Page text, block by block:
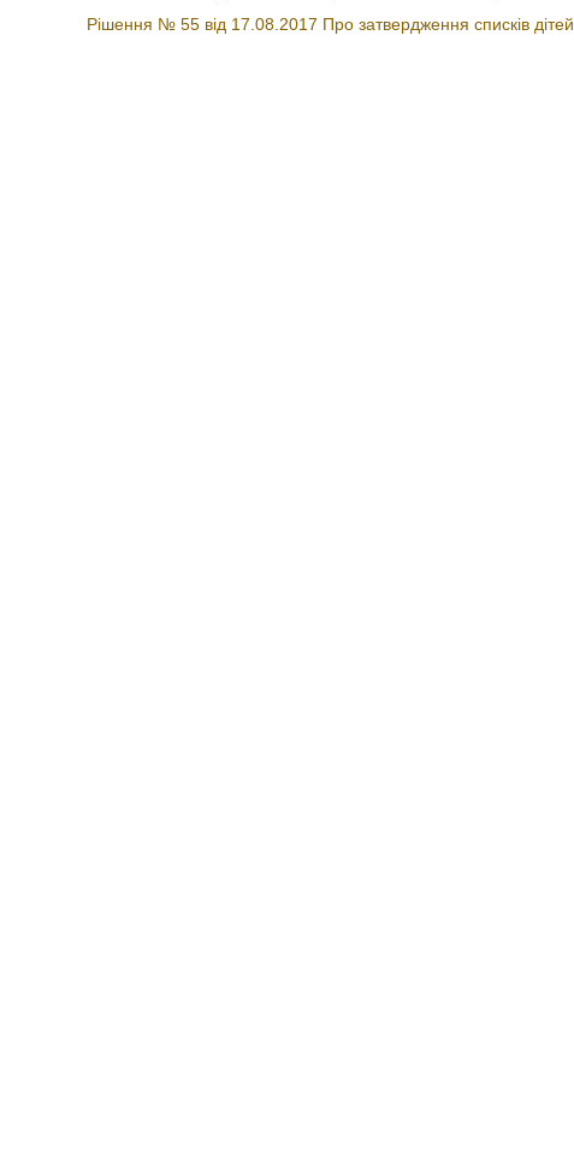
Рішення № 55 від 17.08.2017 Про затвердження списків дітей